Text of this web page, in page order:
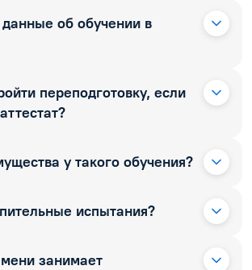
данные об обучении в
переподготовку, если
у такого обучения?
испытания?
занимает